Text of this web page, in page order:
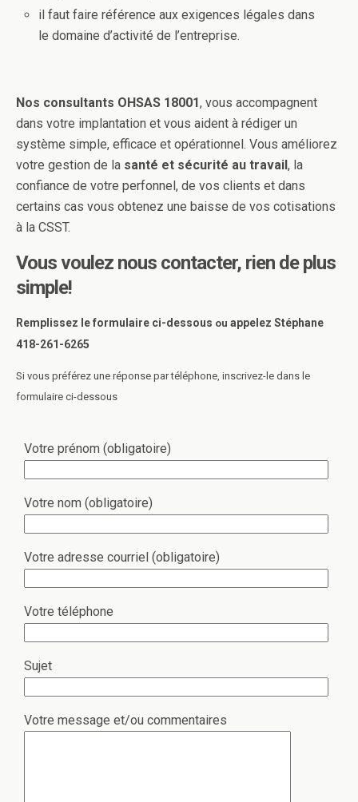
il faut faire référence aux exigences légales dans
le domaine d’activité de l’entreprise.
Nos consultants OHSAS 18001, vous accompagnent
dans votre implantation et vous aident à rédiger un
système simple, efficace et opérationnel. Vous améliorez
votre gestion de la santé et sécurité au travail, la
confiance de votre perfonnel, de vos clients et dans
certains cas vous obtenez une baisse de vos cotisations
à la CSST.
Vous voulez nous contacter, rien de plus
simple!
Remplissez le formulaire ci-dessous ou appelez Stéphane
418-261-6265
Si vous préférez une réponse par téléphone, inscrivez-le dans le
formulaire ci-dessous
Votre prénom (obligatoire)
Votre nom (obligatoire)
Votre adresse courriel (obligatoire)
Votre téléphone
Sujet
Votre message et/ou commentaires